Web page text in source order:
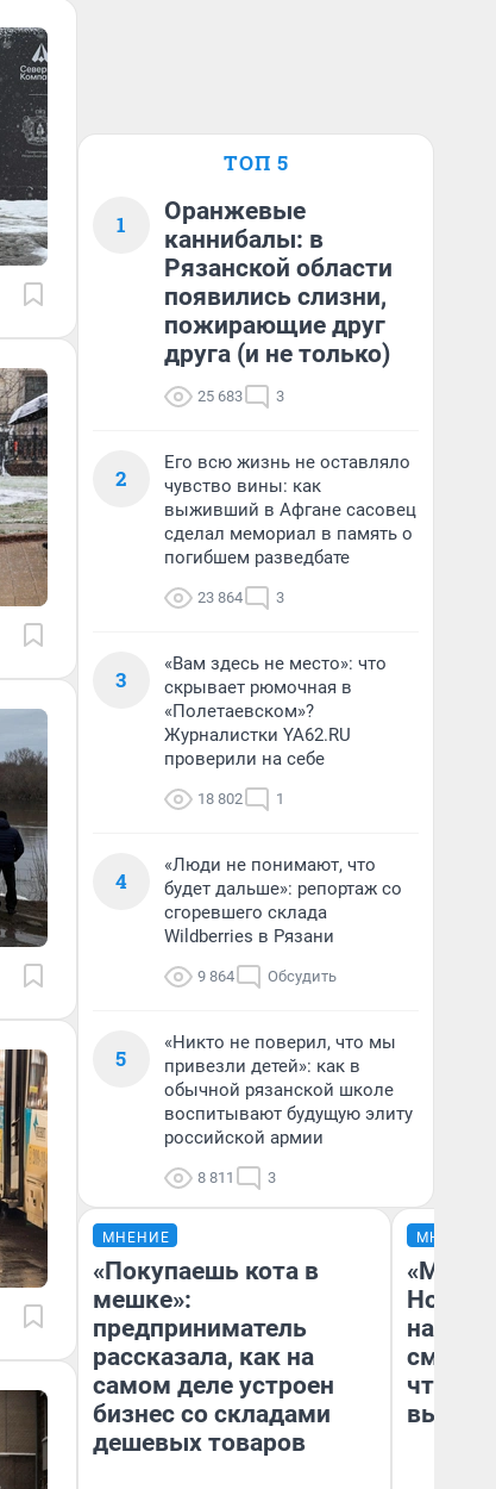
ТОП 5
1
Оранжевые
каннибалы: в
Рязанской области
появились слизни,
пожирающие друг
друга (и не только)
25 683 3
2
Его всю жизнь не оставляло
чувство вины: как
выживший в Афгане сасовец
сделал мемориал в память о
погибшем разведбате
23 864 3
3
«Вам здесь не место»: что
скрывает рюмочная в
«Полетаевском»?
Журналистки YA62.RU
проверили на себе
18 802 1
4
«Люди не понимают, что
будет дальше»: репортаж со
сгоревшего склада
Wildberries в Рязани
9 864 Обсудить
5
«Никто не поверил, что мы
привезли детей»: как в
обычной рязанской школе
воспитывают будущую элиту
российской армии
8 811 3
МНЕНИЕ
«Покупаешь кота в
мешке»:
предприниматель
рассказала, как на
самом деле устроен
бизнес со складами
дешевых товаров
МНЕНИЕ
«Мы
чтобы